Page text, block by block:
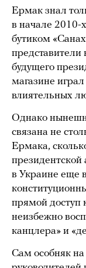
Ермак знал
в начале 2010-
бутиком
представители
будущего
магазине
влиятельных
Однако
связана не
Ермака,
в Украине еще
прямой доступ
неизбежно
канцлера» и
Сам особняк